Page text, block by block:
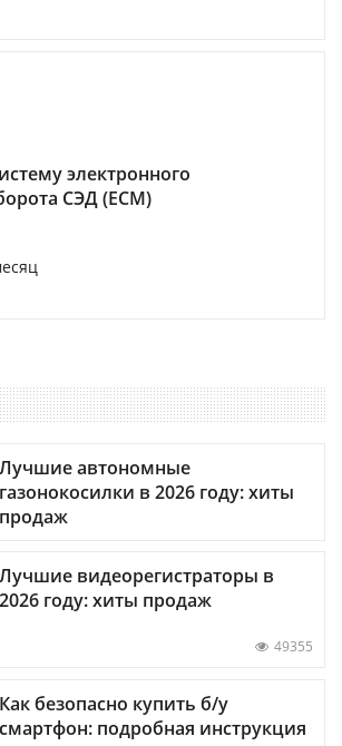
электронного
СЭД (ECM)
Лучшие автономные
газонокосилки в 2026 году: хиты
продаж
Лучшие видеорегистраторы в
2026 году: хиты продаж
49355
Как безопасно купить б/у
смартфон: подробная инструкция